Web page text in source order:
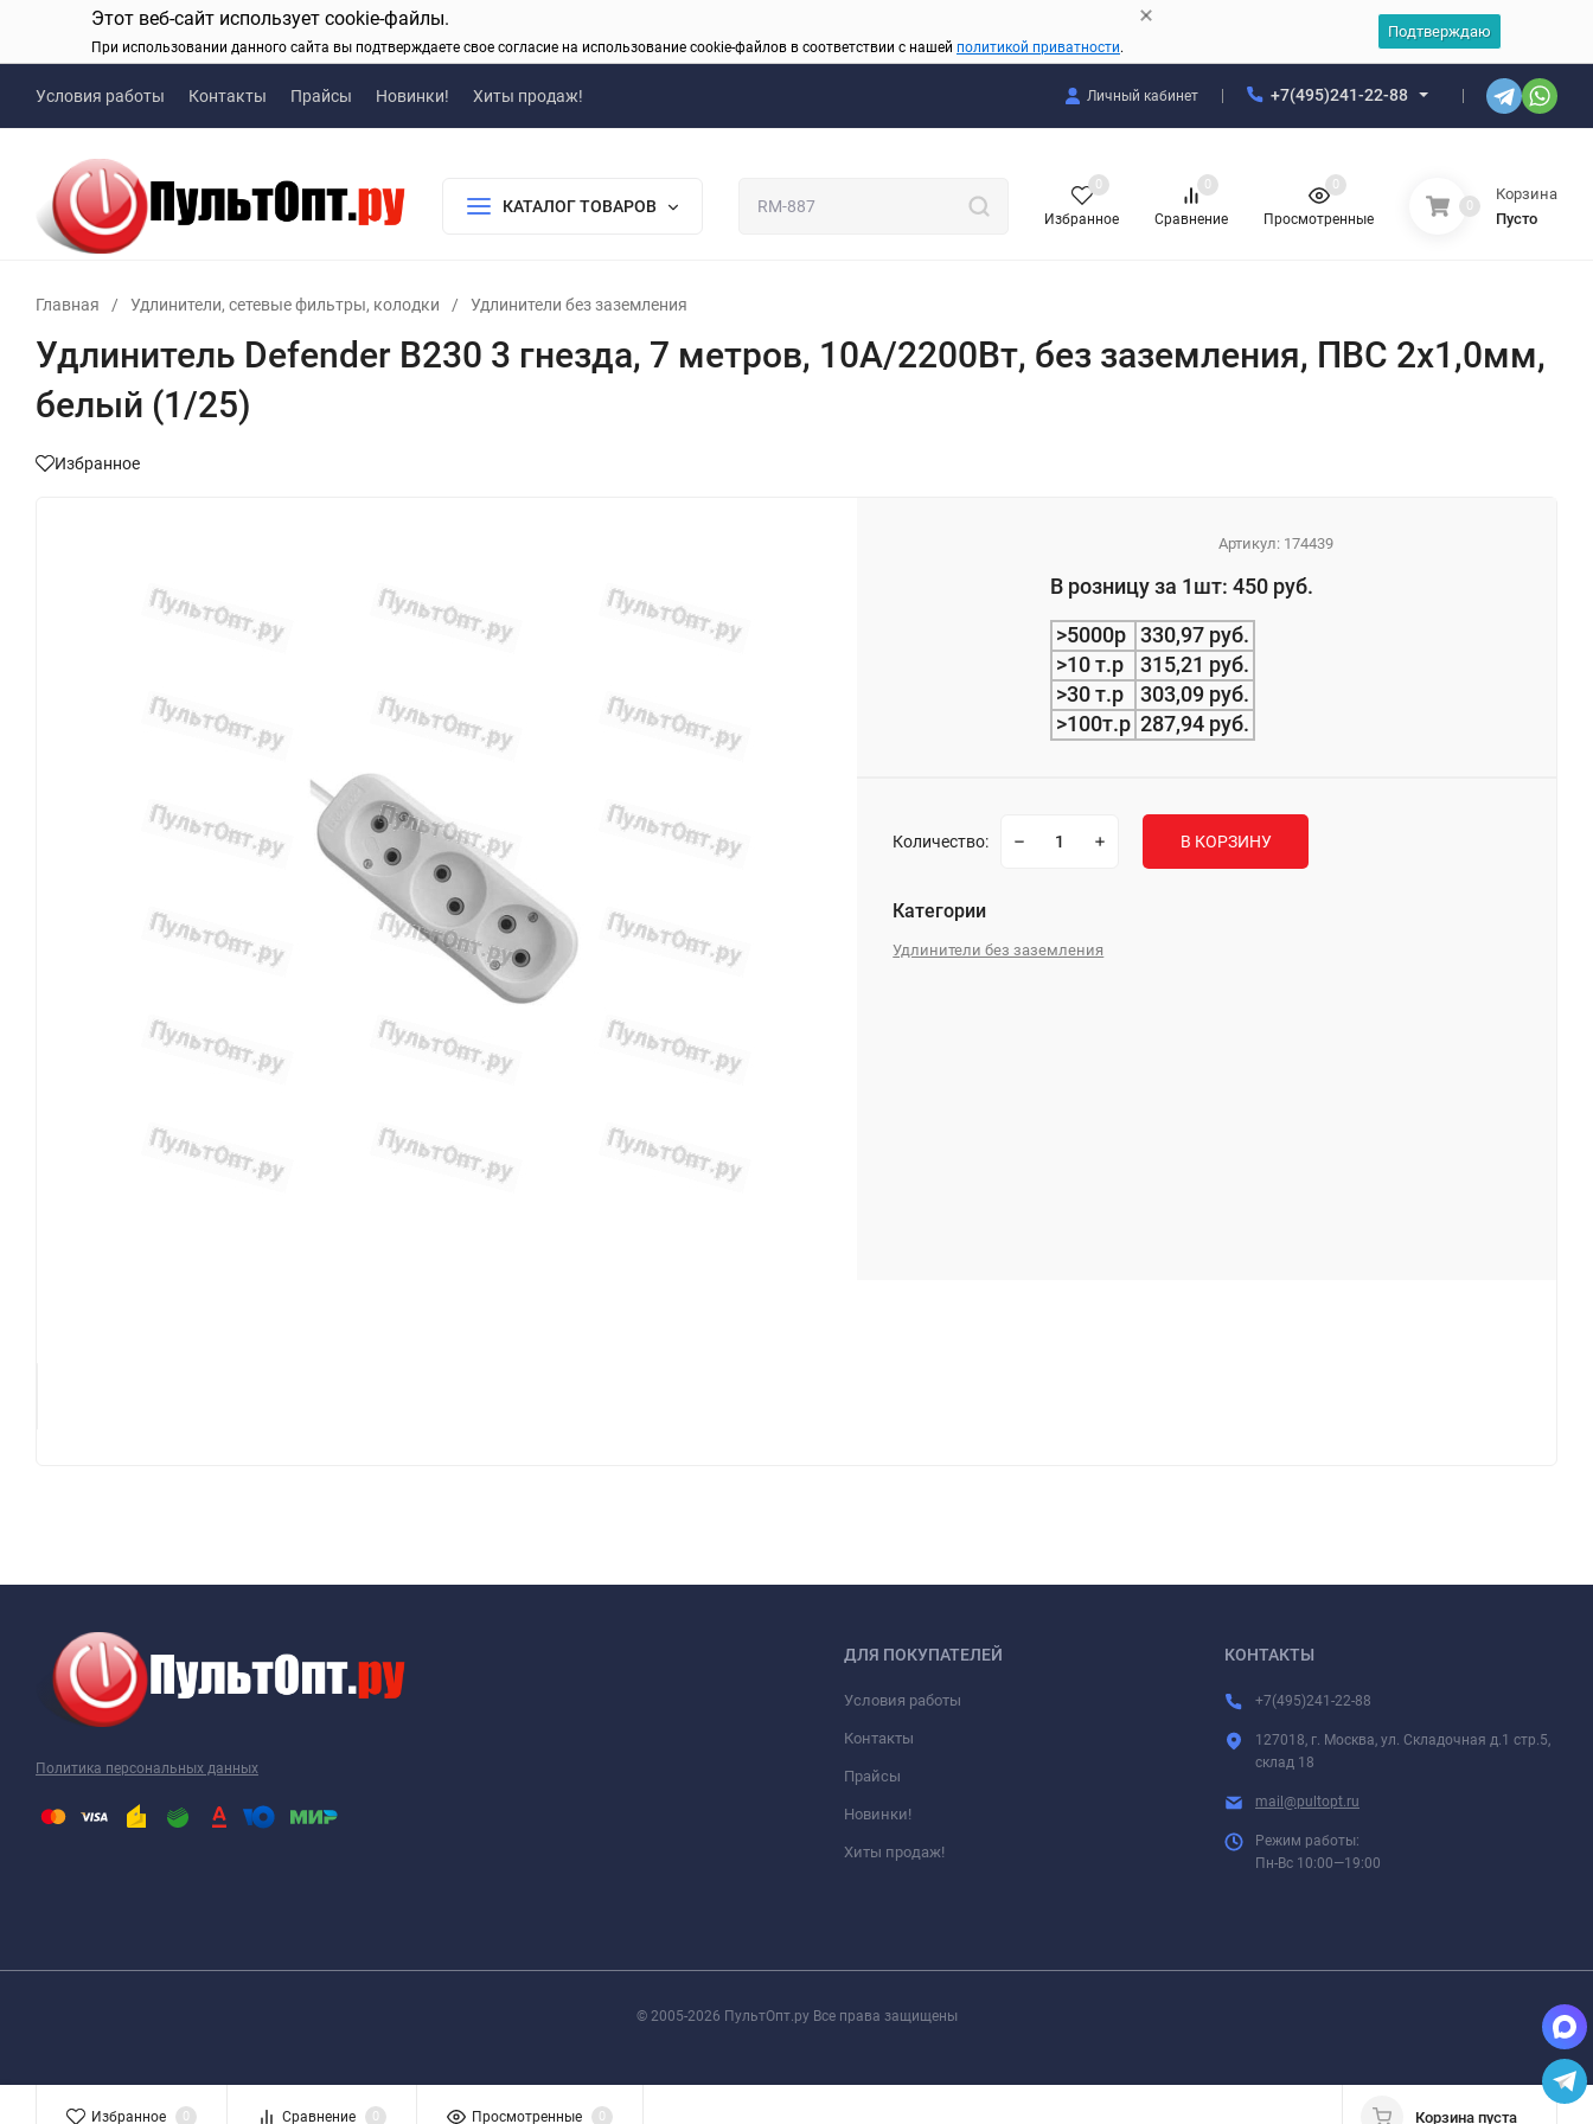
Этот веб-сайт использует cookie-файлы.
При использовании данного сайта вы подтверждаете свое согласие на использование cookie-файлов в соответствии с нашей политикой приватности.
Подтверждаю
Условия работы Контакты Прайсы Новинки! Хиты продаж! Личный кабинет +7(495)241-22-88
КАТАЛОГ ТОВАРОВ
Избранное
0
Сравнение
0
Просмотренные
0
0
Корзина
Пусто
Главная / Удлинители, сетевые фильтры, колодки / Удлинители без заземления
Удлинитель Defender B230 3 гнезда, 7 метров, 10А/2200Вт, без заземления, ПВС 2х1,0мм,
белый (1/25)
Избранное
Артикул: 174439
В розницу за 1шт: 450 руб.
>5000р
330,97 руб.
>10 т.р
315,21 руб.
>30 т.р
303,09 руб.
>100т.р 287,94 руб.
Количество: В КОРЗИНУ
Категории
Удлинители без заземления
Политика персональных данных
ДЛЯ ПОКУПАТЕЛЕЙ
Условия работы
Контакты
Прайсы
Новинки!
Хиты продаж!
КОНТАКТЫ
+7(495)241-22-88
127018, г. Москва, ул. Складочная д.1 стр.5,
склад 18
mail@pultopt.ru
Режим работы:
Пн-Вс 10:00—19:00
© 2005-2026 ПультОпт.ру Все права защищены
Избранное 0 Сравнение 0 Просмотренные 0 Корзина пуста